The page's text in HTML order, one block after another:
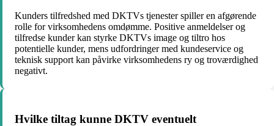
Kunders tilfredshed med DKTVs tjenester spiller en afgørende
rolle for virksomhedens omdømme. Positive anmeldelser og
tilfredse kunder kan styrke DKTVs image og tiltro hos
potentielle kunder, mens udfordringer med kundeservice og
teknisk support kan påvirke virksomhedens ry og troværdighed
negativt.
Hvilke tiltag kunne DKTV eventuelt